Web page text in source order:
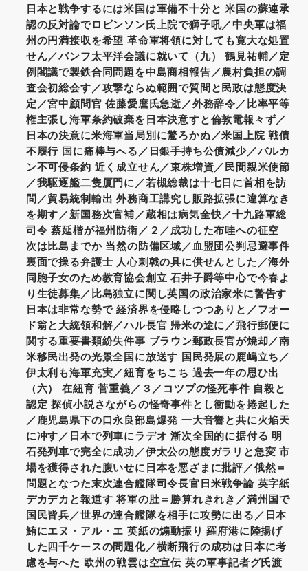
日本と戦争するには米国は軍備不十分と 米国の蘇連承
認の反対論でロビンソン氏上院で獅子吼／中央軍は福
州の円満接収を希望 革命軍将領に対しても寛大な処置
せん／バンフ太平洋会議に就いて（九） 鶴見祐輔／定
例閣議で製鉄合同問題を中島商相報告／農村負担の調
査会初総会す／攻撃ならぬ範囲で質問と民政は態度決
定／宮中顧問官 佐藤愛麿氏急逝／外務辞令／比率平等
権主張し海軍条約破棄を日本決意すと倫敦電報々ず／
日本の決意に米海軍当局別に驚ろかぬ／米国上院 戦債
不履行 国に痛棒与へる／日銀手持ち公債減少／バルカ
ン不可侵条約 近く成立せん／東株増資／民間親米使節
／我駆逐艦二隻厦門に／若槻総裁は十七日に首相を訪
問／貿易統制輸出 外務商工講究し販路拡張に違算なき
を期す／新国務次官補／蔵相は病気全快／十九路軍総
司令 蔡延楷が福州防衛／２／成功した布哇への征空
次は比島までか 当然の防備区域／血盟団公判忌避事件
裏面で操る弁護士 人心刺戟の具に供せんとした／海外
同胞子女のため教育協会創立 石井子爵等中心で今春よ
り生徒募集／比島独立に関し英国の政治家米に警告す
日本は非常な勢で 経済界を侵略しつつありと／フオー
ド翁と大統領和解／ハル長官 帰米の途に／飛行郵便に
関する重要書類紛失件事 ブラウン郵政長官が焼却／南
米移民出発の光景全国に放送す 国民発展の鹿嶋立ち／
伊太利も海軍充実／紐育をちこち 過去一年の思ひ出
（六） 在紐育 菅重義／３／コツプの怪死事件 自殺と
認定 探偵小説さながらの怪奇事件とし衝動を捲起した
／鹿児島県下の口永良部島爆発 一大音響と共に火焔天
に冲す／日本で列車にラデオ 漸次全国的に据付る 明
石発列車で完全に成功／伊太公の態度ガラリと急変 市
場を獲得された腹いせに日本を悪ざまに批評／俄然＝
問題となつた末次連合艦隊司令長官日米戦争論 英字紙
デカデカと報道す 将軍の肚＝勝算れきれき／満州国で
国民皆兵／世界の連合艦隊を相手に攻勢に出る／日本
鮪にエヌ・アル・エ 英紙の煽動振り 羅府港に陸揚げ
した四千ケースの問題化／横断飛行の成功は日本に考
慮を与へた 欧州の戦雲は空宣伝 英の軍事記者グ氏渡